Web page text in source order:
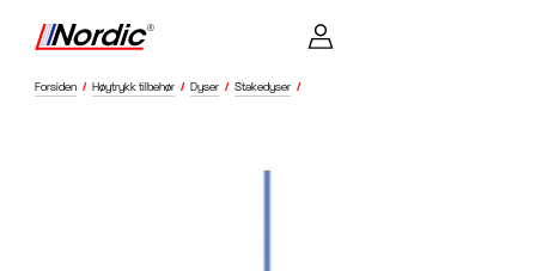
Forsiden / Høytrykk tilbehør / Dyser / Stakedyser /